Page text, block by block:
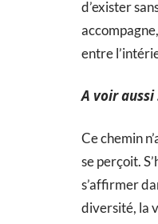
d’exister
entre
A voir aussi
Ce chemin
se perçoit.
s’affirmer
diversité, la